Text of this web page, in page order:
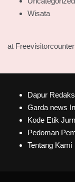
Wisata
at
Dapur
Garda news
Kode Etik
Pedoman
Tentang Kami